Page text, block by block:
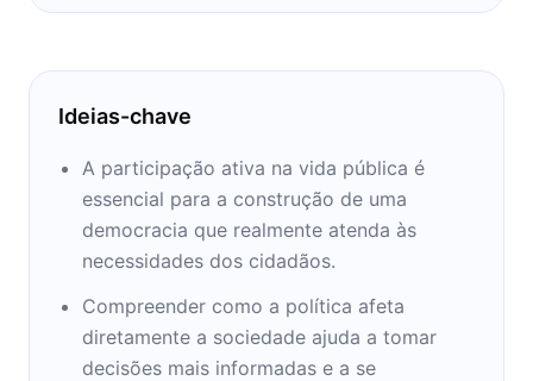
CAPES/MEC (2008/2010). Fez o programa
recebeu convidados como o filósofo Olavo
de Carvalho e o teólogo Carlos Josaphat.
Cortella tem obras publicadas no campo da
Filosofia e da Educação.
Ideias-chave
A participação ativa na vida pública é
essencial para a construção de uma
democracia que realmente atenda às
necessidades dos cidadãos.
Compreender como a política afeta
diretamente a sociedade ajuda a tomar
decisões mais informadas e a se